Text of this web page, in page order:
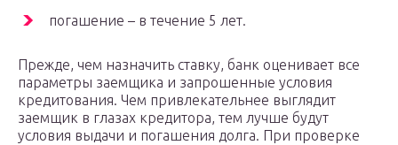
погашение – в течение 5 лет.
Прежде, чем назначить ставку, банк оценивает все
параметры заемщика и запрошенные условия
кредитования. Чем привлекательнее выглядит
заемщик в глазах кредитора, тем лучше будут
условия выдачи и погашения долга. При проверке